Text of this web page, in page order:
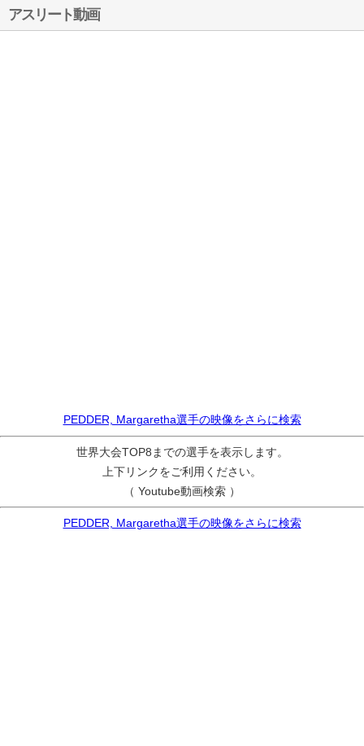
アスリート動画
PEDDER, Margaretha選手の映像をさらに検索
世界大会TOP8までの選手を表示します。
上下リンクをご利用ください。
（ Youtube動画検索 ）
PEDDER, Margaretha選手の映像をさらに検索